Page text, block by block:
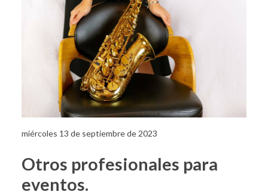
miércoles 13 de septiembre de 2023
Otros profesionales para
eventos.